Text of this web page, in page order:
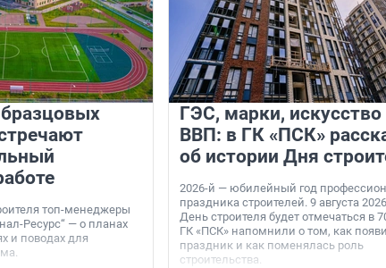
топ-менеджеры
Ресурс“ — о планах
и поводах для
ГЭС, марки, искусство
ВВП: в ГК «ПСК»
об истории Дня
2026-й — юбилейный год
праздника строителей. 9 августа
День строителя будет отмечаться в
ГК «ПСК» напомнили о том, как
праздник и как поменялась роль
строительства.